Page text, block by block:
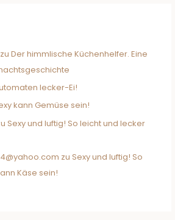
zuDer himmlische Küchenhelfer. Eine
lecker-Ei!
kann Gemüse sein!
Sexy und luftig! So leicht und lecker
zu Sexy und luftig! So
Käse sein!